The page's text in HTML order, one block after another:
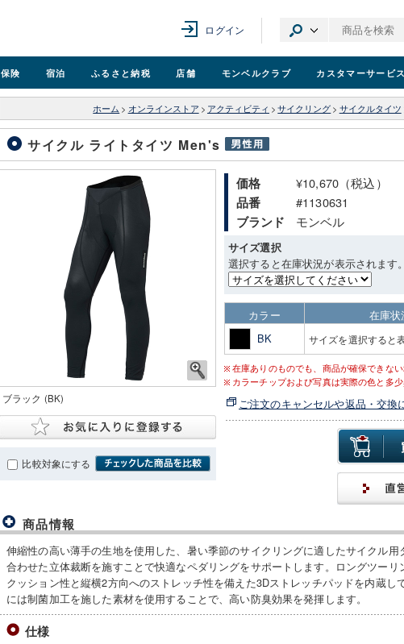
ログイン
保険 宿泊 ふるさと納税 店舗 モンベルクラブ カスタマーサービス
ホーム > オンラインストア > アクティビティ > サイクリング > サイクルタイツ
サイクル ライトタイツ Men's
ブラック (BK)
比較対象にする
価格 ¥10,670（税込）
品番 #1130631
ブランド モンベル
サイズ選択
選択すると在庫状況が表示されます。
カラー 在庫状
BK
サイズを選択すると
在庫ありのものでも、商品が確保できない
カラーチップおよび写真は実際の色と多少
ご注文のキャンセルや返品・交換
商品情報
伸縮性の高い薄手の生地を使用した、暑い季節のサイクリングに適したサイクル用
合わせた立体裁断を施すことで快適なペダリングをサポートします。ロングツーリ
クッション性と縦横2方向へのストレッチ性を備えた3Dストレッチパッドを内蔵し
には制菌加工を施した素材を使用することで、高い防臭効果を発揮します。
仕様